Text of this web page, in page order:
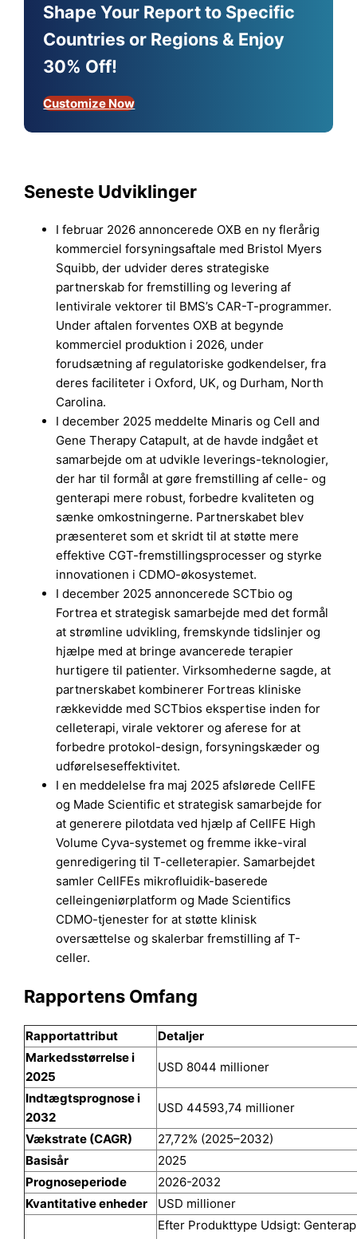
Shape Your Report to Specific
Countries or Regions & Enjoy
30% Off!
Customize Now
Seneste Udviklinger
I februar 2026 annoncerede OXB en ny flerårig
kommerciel forsyningsaftale med Bristol Myers
Squibb, der udvider deres strategiske
partnerskab for fremstilling og levering af
lentivirale vektorer til BMS’s CAR-T-programmer.
Under aftalen forventes OXB at begynde
kommerciel produktion i 2026, under
forudsætning af regulatoriske godkendelser, fra
deres faciliteter i Oxford, UK, og Durham, North
Carolina.
I december 2025 meddelte Minaris og Cell and
Gene Therapy Catapult, at de havde indgået et
samarbejde om at udvikle leverings-teknologier,
der har til formål at gøre fremstilling af celle- og
genterapi mere robust, forbedre kvaliteten og
sænke omkostningerne. Partnerskabet blev
præsenteret som et skridt til at støtte mere
effektive CGT-fremstillingsprocesser og styrke
innovationen i CDMO-økosystemet.
I december 2025 annoncerede SCTbio og
Fortrea et strategisk samarbejde med det formål
at strømline udvikling, fremskynde tidslinjer og
hjælpe med at bringe avancerede terapier
hurtigere til patienter. Virksomhederne sagde, at
partnerskabet kombinerer Fortreas kliniske
rækkevidde med SCTbios ekspertise inden for
celleterapi, virale vektorer og aferese for at
forbedre protokol-design, forsyningskæder og
udførelseseffektivitet.
I en meddelelse fra maj 2025 afslørede CellFE
og Made Scientific et strategisk samarbejde for
at generere pilotdata ved hjælp af CellFE High
Volume Cyva-systemet og fremme ikke-viral
genredigering til T-celleterapier. Samarbejdet
samler CellFEs mikrofluidik-baserede
celleingeniørplatform og Made Scientifics
CDMO-tjenester for at støtte klinisk
oversættelse og skalerbar fremstilling af T-
celler.
Rapportens Omfang
Rapportattribut
Detaljer
Markedsstørrelse i
2025
USD 8044 millioner
Indtægtsprognose i
2032
USD 44593,74 millioner
Vækstrate (CAGR)
27,72% (2025–2032)
Basisår
2025
Prognoseperiode
2026-2032
Kvantitative enheder
USD millioner
Efter Produkttype Udsigt: